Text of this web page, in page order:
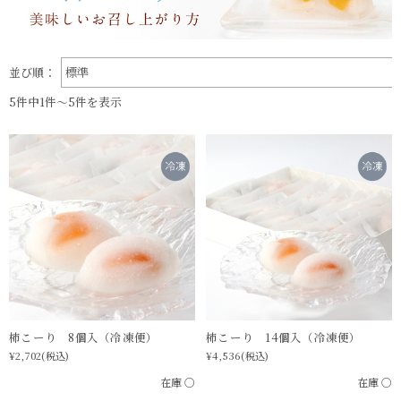
表示切替：
5件中1件〜5件を表示
柿こーり 8個入（冷凍便）
¥2,702(税込)
在庫 ○
柿こーり 14個入（冷凍便）
¥4,536(税込)
在庫 ○